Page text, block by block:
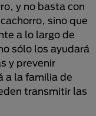
y no basta con
sino que
a lo largo de
sólo los ayudará
y prevenir
a la familia de
transmitir las